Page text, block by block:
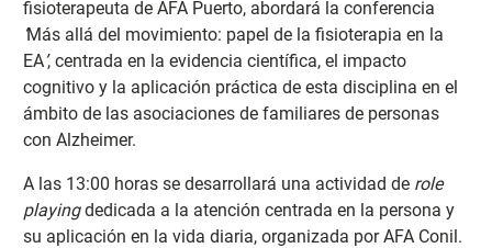
fisioterapeuta de AFA Puerto, abordará la conferencia
Más allá del movimiento: papel de la fisioterapia en la
EA’, centrada en la evidencia científica, el impacto
cognitivo y la aplicación práctica de esta disciplina en el
ámbito de las asociaciones de familiares de personas
con Alzheimer.
A las 13:00 horas se desarrollará una actividad de role
playingdedicada a la atención centrada en la persona y
su aplicación en la vida diaria, organizada por AFA Conil.